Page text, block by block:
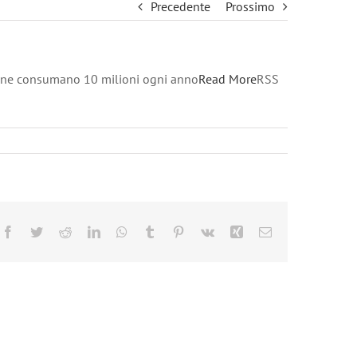
Precedente Prossimo
consumano 10 milioni ogni annoRead MoreRSS
Facebook
TwitterRedditLinkedInWhatsApp
Tumblr Pinterest
Vk Xing Email